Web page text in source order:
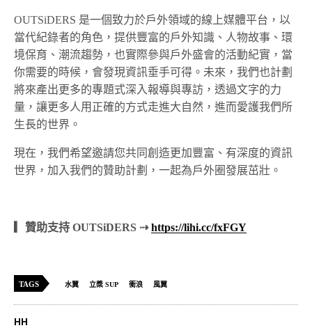
OUTSiDERS 是一個致力於戶外領域的線上媒體平台，以
當代紀錄者的角色，提供豐富的戶外知識、人物故事、環
境保育、潮流趨勢，也實際參與戶外盛會的活動紀實，當
你需要的時候，會發現資訊垂手可得。未來，我們也計劃
將來產出更多的專題式深入報導與專訪，透過文字的力
量，讓更多人用正確的方式走進大自然，進而愛護我們所
生長的世界。
現在，我們希望邀請您共同創造更加豐富、有深度的資訊
世界，加入我們的贊助計劃，一起為戶外圈發展茁壯。
▎贊助支持 OUTSiDERS ⇢https://lihi.cc/fxFGY
TAGS 水翼 立槳 SUP 衝浪 風翼
HH